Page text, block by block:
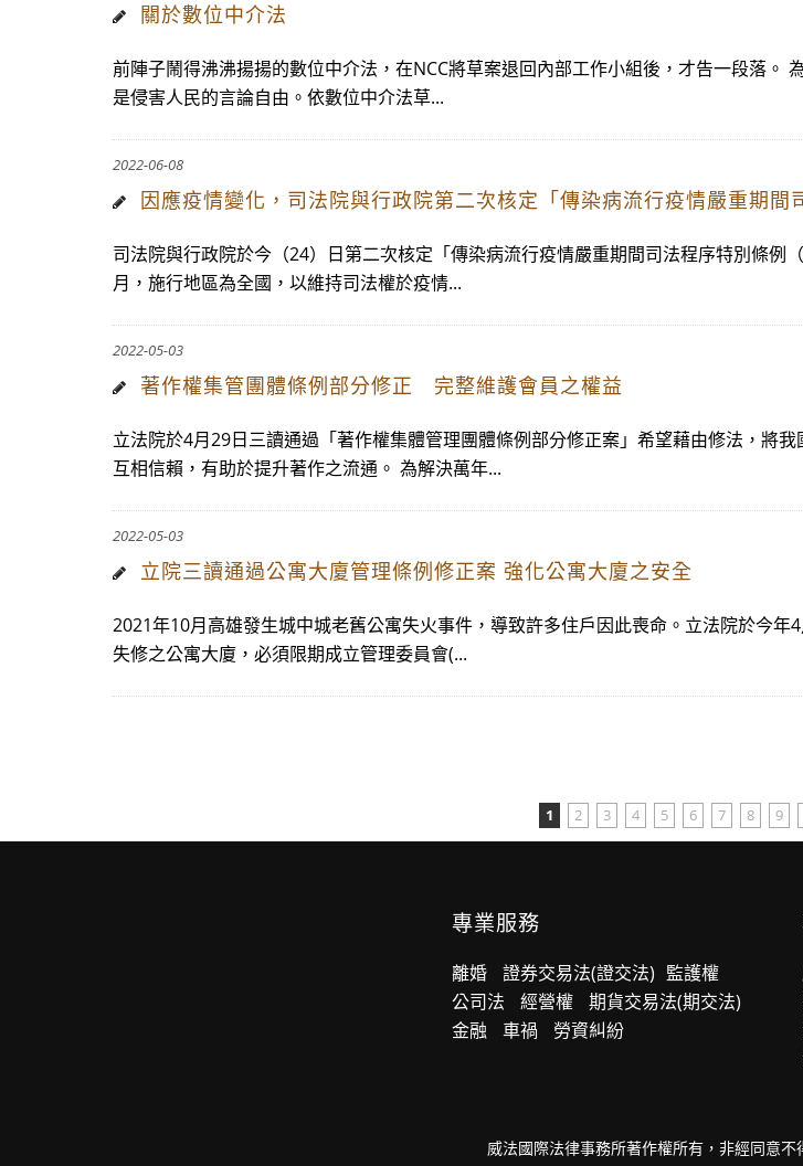
關於數位中介法
前陣子鬧得沸沸揚揚的數位中介法，在NCC將草案退回內部工作小組後，才告一段落
是侵害人民的言論自由。依數位中介法草...
2022-06-08
因應疫情變化，司法院與行政院第二次核定「傳染病流行疫情嚴重期
司法院與行政院於今（24）日第二次核定「傳染病流行疫情嚴重期間司法程序特別條
月，施行地區為全國，以維持司法權於疫情...
2022-05-03
著作權集管團體條例部分修正 完整維護會員之權益
立法院於4月29日三讀通過「著作權集體管理團體條例部分修正案」希望藉由修法，將
互相信賴，有助於提升著作之流通。 為解決萬年...
2022-05-03
立院三讀通過公寓大廈管理條例修正案 強化公寓大廈之安全
2021年10月高雄發生城中城老舊公寓失火事件，導致許多住戶因此喪命。立法院於今
失修之公寓大廈，必須限期成立管理委員會(...
1 2 3 4 5 6 7 8 9
專業服務
離婚 證券交易法(證交法) 監護權
公司法
經營權
期貨交易法(期交法)
金融
車禍 勞資糾紛
威法國際法律事務所著作權所有，非經同意